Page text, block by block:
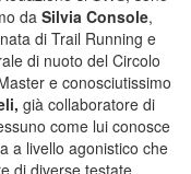
da Silvia Console,
di Trail Running e
di nuoto del Circolo
e conosciutissimo
già collaboratore di
come lui conosce
a livello agonistico che
di diverse testate